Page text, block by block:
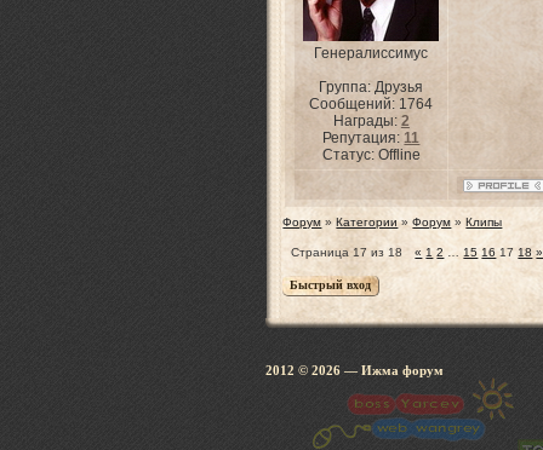
Генералиссимус
Группа: Друзья
Сообщений: 1764
Награды: 2
Репутация:11
Статус: Offline
Форум » Категории » Форум » Клипы
Страница17 из 18 « 1 2 15 16 17 18 »
2012 © 2026 — Ижма